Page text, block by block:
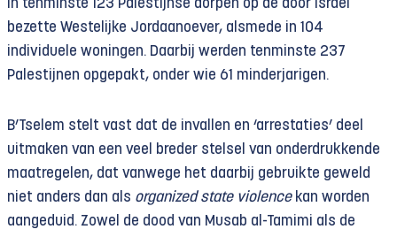
in tenminste 123 Palestijnse dorpen op de door Israël
bezette Westelijke Jordaanoever, alsmede in 104
individuele woningen. Daarbij werden tenminste 237
Palestijnen opgepakt, onder wie 61 minderjarigen.
B’Tselem stelt vast dat de invallen en ‘arrestaties’ deel
uitmaken van een veel breder stelsel van onderdrukkende
maatregelen, dat vanwege het daarbij gebruikte geweld
niet anders dan als organized state violencekan worden
aangeduid. Zowel de dood van Musab al-Tamimi als de